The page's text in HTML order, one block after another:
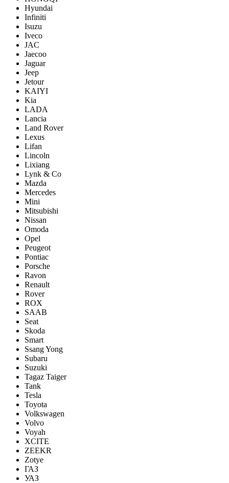
Hyundai
Infiniti
Isuzu
Iveco
JAC
Jaecoo
Jaguar
Jeep
Jetour
KAIYI
Kia
LADA
Lancia
Land Rover
Lexus
Lifan
Lincoln
Lixiang
Lynk & Co
Mazda
Mercedes
Mini
Mitsubishi
Nissan
Omoda
Opel
Peugeot
Pontiac
Porsсhe
Ravon
Renault
Rover
ROX
SAAB
Seat
Skoda
Smart
Ssang Yong
Subaru
Suzuki
Tagaz Taiger
Tank
Tesla
Toyota
Volkswagen
Volvo
Voyah
XCITE
ZEEKR
Zotye
ГАЗ
УАЗ